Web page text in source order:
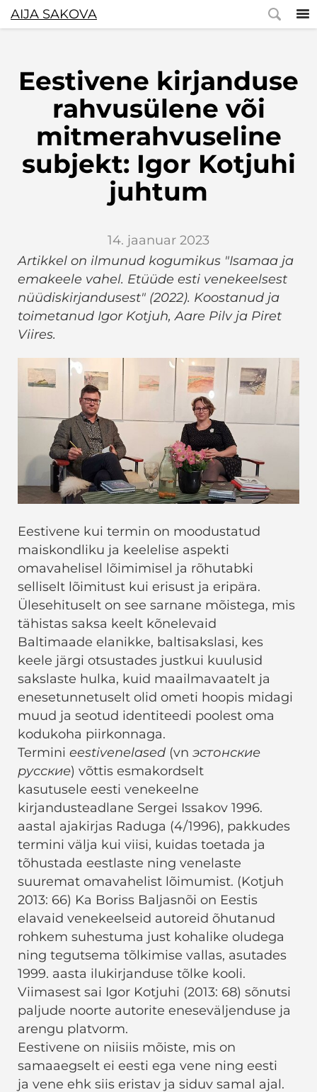
AIJA SAKOVA
Eestivene kirjanduse
rahvusülene või
mitmerahvuseline
subjekt: Igor Kotjuhi
juhtum
14. jaanuar 2023
Artikkel on ilmunud kogumikus "Isamaa ja
emakeele vahel. Etüüde esti venekeelsest
nüüdiskirjandusest" (2022). Koostanud ja
toimetanud Igor Kotjuh, Aare Pilv ja Piret
Viires.
Eestivene kui termin on moodustatud
maiskondliku ja keelelise aspekti
omavahelisel lõimimisel ja rõhutabki
selliselt lõimitust kui erisust ja eripära.
Ülesehituselt on see sarnane mõistega, mis
tähistas saksa keelt kõnelevaid
Baltimaade elanikke, baltisakslasi, kes
keele järgi otsustades justkui kuulusid
sakslaste hulka, kuid maailmavaatelt ja
enesetunnetuselt olid ometi hoopis midagi
muud ja seotud identiteedi poolest oma
kodukoha piirkonnaga.
Termini eestivenelased (vn эстонские
русские) võttis esmakordselt
kasutusele eesti venekeelne
kirjandusteadlane Sergei Issakov 1996.
aastal ajakirjas Raduga (4/1996), pakkudes
termini välja kui viisi, kuidas toetada ja
tõhustada eestlaste ning venelaste
suuremat omavahelist lõimumist. (Kotjuh
2013: 66) Ka Boriss Baljasnõi on Eestis
elavaid venekeelseid autoreid õhutanud
rohkem suhestuma just kohalike oludega
ning tegutsema tõlkimise vallas, asutades
1999. aasta ilukirjanduse tõlke kooli.
Viimasest sai Igor Kotjuhi (2013: 68) sõnutsi
paljude noorte autorite eneseväljenduse ja
arengu platvorm.
Eestivene on niisiis mõiste, mis on
samaaegselt ei eesti ega vene ning eesti
ja vene ehk siis eristav ja siduv samal ajal.